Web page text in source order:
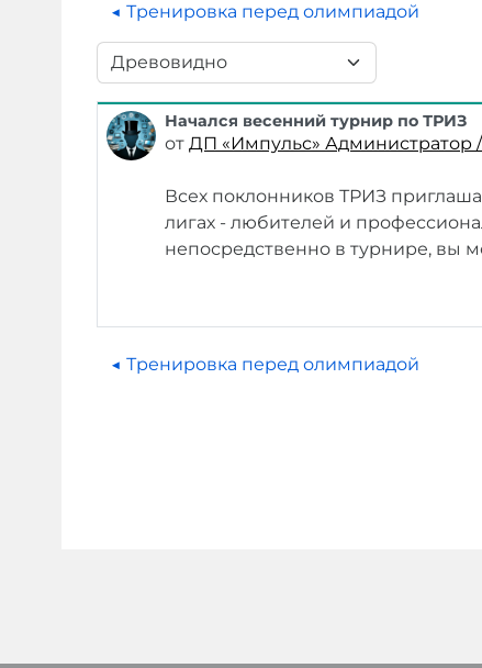
◀︎ Тренировка перед олимпиадой
Режим отображения
Начался весенний турнир по ТРИЗ
от ДП «Импульс» Администратор
Количество ответов: 0
Всех поклонников ТРИЗ
лигах - любителей и
непосредственно в турнире, вы
◀︎ Тренировка перед олимпиадой